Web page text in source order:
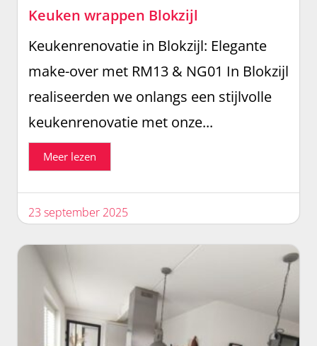
Keuken wrappen Blokzijl
23 september 2025
Keukenrenovatie in Blokzijl: Elegante
make-over met RM13 & NG01 In Blokzijl
realiseerden we onlangs een stijlvolle
keukenrenovatie met onze...
Meer lezen